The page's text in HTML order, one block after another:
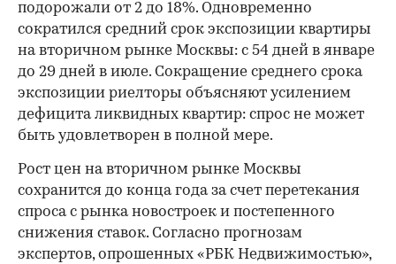
подорожали от 2 до 18%. Одновременно
сократился средний срок экспозиции квартиры
на вторичном рынке Москвы: с 54 дней в январе
до 29 дней в июле. Сокращение среднего срока
экспозиции риелторы объясняют усилением
дефицита ликвидных квартир: спрос не может
быть удовлетворен в полной мере.
Рост цен на вторичном рынке Москвы
сохранится до конца года за счет перетекания
спроса с рынка новостроек и постепенного
снижения ставок. Согласно прогнозам
экспертов, опрошенных «РБК Недвижимостью»,